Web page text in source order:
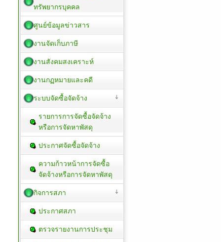
ทรัพยากรบุคคล
ศูนย์ข้อมูลข่าวสาร
งานจัดเก็บภาษี
งานสังคมสงเคราะห์
งานกฏหมายและคดี
ระบบจัดซื้อจัดจ้าง
รายการการจัดซื้อจัดจ้าง
หรือการจัดหาพัสดุ
ประกาศจัดซื้อจัดจ้าง
ความก้าวหน้าการจัดซื้อ
จัดจ้างหรือการจัดหาพัสดุ
กิจการสภา
ประกาศสภา
ตรวจรายงานการประชุม